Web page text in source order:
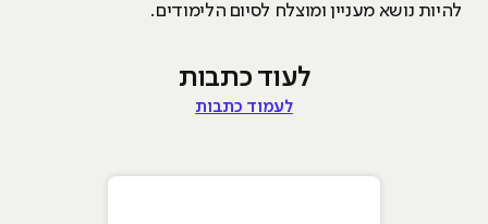
להיות נושא מעניין ומוצלח לסיום הלימודים.
לעוד כתבות
לעמוד כתבות